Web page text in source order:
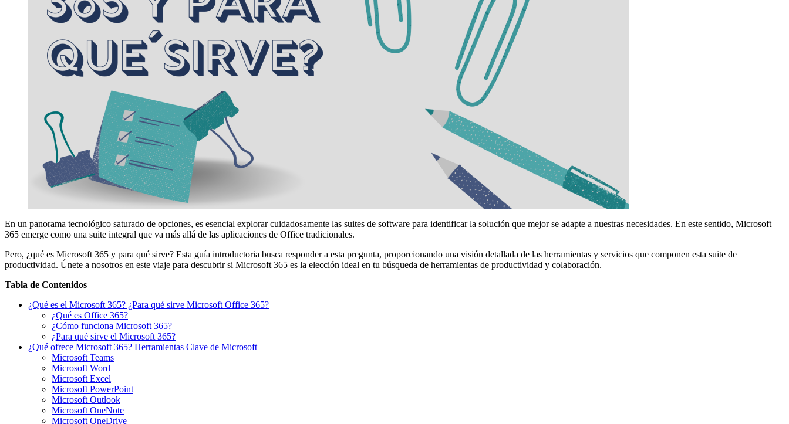
En un panorama tecnológico saturado de opciones, es esencial explorar cuidadosamente las suites de software para identificar la solución que mejor se adapte a nuestras necesidades. En este sentido, Microsoft
365 emerge como una suite integral que va más allá de las aplicaciones de Office tradicionales.
Pero, ¿qué es Microsoft 365 y para qué sirve? Esta guía introductoria busca responder a esta pregunta, proporcionando una visión detallada de las herramientas y servicios que componen esta suite de
productividad. Únete a nosotros en este viaje para descubrir si Microsoft 365 es la elección ideal en tu búsqueda de herramientas de productividad y colaboración.
Tabla de Contenidos
¿Qué es el Microsoft 365? ¿Para qué sirve Microsoft Office 365?
¿Qué es Office 365?
¿Cómo funciona Microsoft 365?
¿Para qué sirve el Microsoft 365?
¿Qué ofrece Microsoft 365? Herramientas Clave de Microsoft
Microsoft Teams
Microsoft Word
Microsoft Excel
Microsoft PowerPoint
Microsoft Outlook
Microsoft OneNote
Microsoft OneDrive